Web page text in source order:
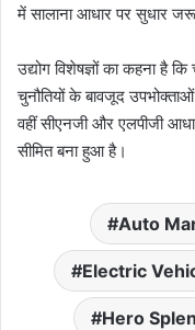
में सालाना आधार पर सुधार
उद्योग विशेषज्ञों का कहना है
चुनौतियों के बावजूद
वहीं सीएनजी और एलपीजी
सीमित बना हुआ है।
Auto
Electric
Hero